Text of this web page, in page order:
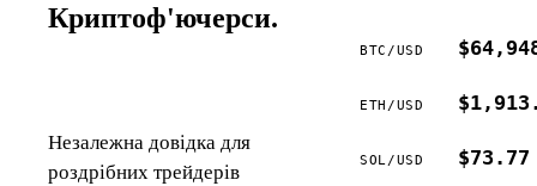
Криптоф'ючерси.
Незалежна довідка для
роздрібних трейдерів
BTC /USD
ETH /USD
SOL/USD $73.77